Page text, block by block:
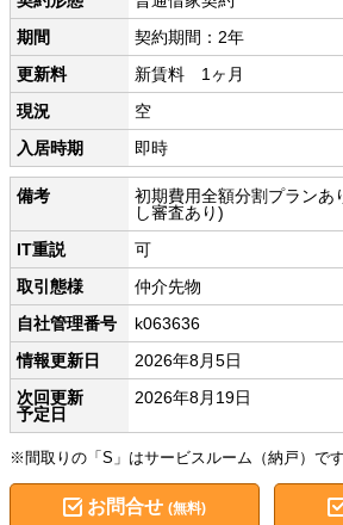
期間
契約期間：2年
更新料
新賃料 1ヶ月
現況
空
入居時期
即時
備考
初期費用全額分割プラン
し審査あり)
IT重説
可
取引態様
仲介先物
自社管理番号
k063636
情報更新日
2026年8月5日
次回更新
予定日
2026年8月19日
※間取りの「S」はサービスルーム（納戸）です
お問合せ (無料)